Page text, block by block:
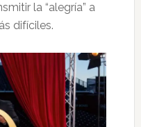
la “alegría” a
difíciles.